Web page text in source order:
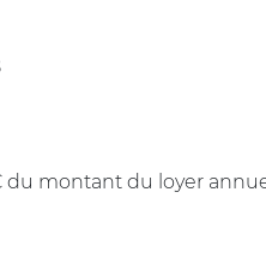
du montant du loyer